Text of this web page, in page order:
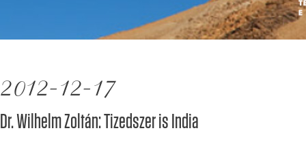
2012-12-17
Dr. Wilhelm Zoltán: Tizedszer is India